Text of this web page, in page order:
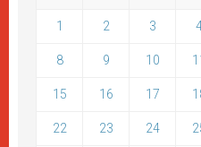
1 2 3
8 9 10
15 16 17
22 23 24